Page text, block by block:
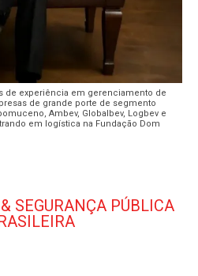
de experiência em gerenciamento de
de grande porte de segmento
Ambev, Globalbev, Logbev e
em logística na Fundação Dom
SEGURANÇA PÚBLICA